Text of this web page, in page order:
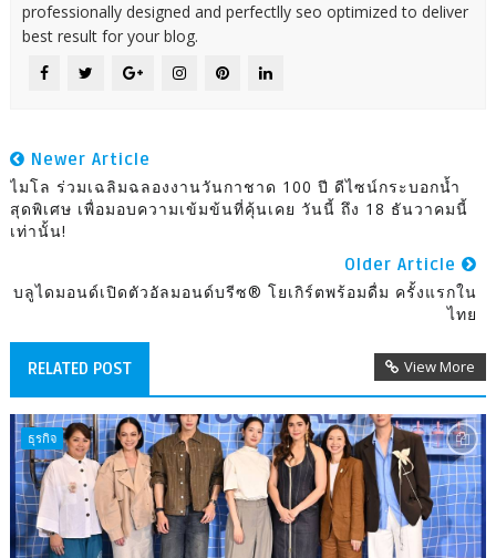
professionally designed and perfectlly seo optimized to deliver
best result for your blog.
Newer Article
ไมโล ร่วมเฉลิมฉลองงานวันกาชาด 100 ปี ดีไซน์กระบอกน้ำ
สุดพิเศษ เพื่อมอบความเข้มข้นที่คุ้นเคย วันนี้ ถึง 18 ธันวาคมนี้
เท่านั้น!
Older Article
บลูไดมอนด์เปิดตัวอัลมอนด์บรีซ® โยเกิร์ตพร้อมดื่ม ครั้งแรกใน
ไทย
RELATED POST View More
ธุรกิจ